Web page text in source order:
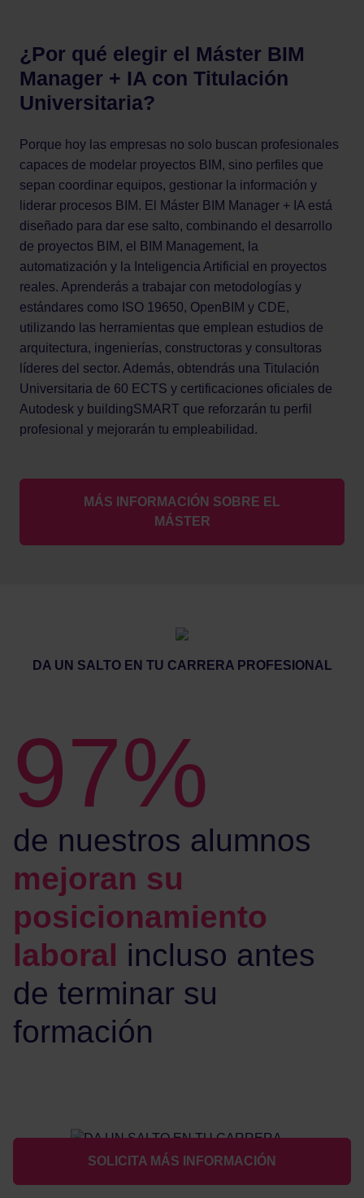
SOLICITA MÁS INFORMACIÓN
¿Por qué elegir el Máster BIM
Manager + IA con Titulación
Universitaria?
Porque hoy las empresas no solo buscan profesionales
capaces de modelar proyectos BIM, sino perfiles que
sepan coordinar equipos, gestionar la información y
liderar procesos BIM. El Máster BIM Manager + IA está
diseñado para dar ese salto, combinando el desarrollo
de proyectos BIM, el BIM Management, la
automatización y la Inteligencia Artificial en proyectos
reales. Aprenderás a trabajar con metodologías y
estándares como ISO 19650, OpenBIM y CDE,
utilizando las herramientas que emplean estudios de
arquitectura, ingenierías, constructoras y consultoras
líderes del sector. Además, obtendrás una Titulación
Universitaria de 60 ECTS y certificaciones oficiales de
Autodesk y buildingSMART que reforzarán tu perfil
profesional y mejorarán tu empleabilidad.
MÁS INFORMACIÓN SOBRE EL
MÁSTER
DA UN SALTO EN TU CARRERA PROFESIONAL
97%
de nuestros alumnos
mejoran su
posicionamiento
laboral incluso antes
de terminar su
formación